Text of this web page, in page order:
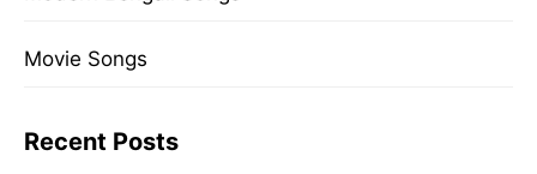
Movie Songs
Recent Posts